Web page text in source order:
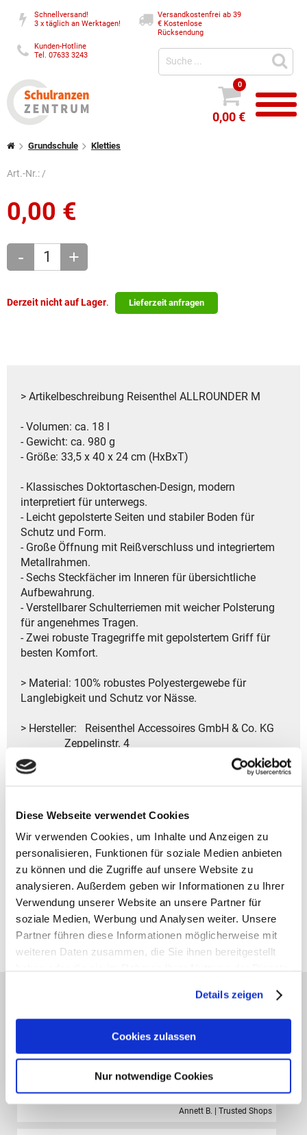
Diese Webseite verwendet Cookies
Wir verwenden Cookies, um Inhalte und Anzeigen zu
personalisieren, Funktionen für soziale Medien anbieten
zu können und die Zugriffe auf unsere Website zu
analysieren. Außerdem geben wir Informationen zu Ihrer
Verwendung unserer Website an unsere Partner für
soziale Medien, Werbung und Analysen weiter. Unsere
Partner führen diese Informationen möglicherweise mit
weiteren Daten zusammen, die Sie ihnen bereitgestellt
Details zeigen
Cookies zulassen
Nur notwendige Cookies
Schnellversand!
3 x täglich an Werktagen!
Versandkostenfrei ab 39
€Kostenlose
Rücksendung
Kunden-Hotline
Tel. 07633 3243
0
0,00 €
Grundschule Kletties
Art.-Nr.:/
0,00 €
- +
Derzeit nicht auf Lager. Lieferzeit anfragen
> Artikelbeschreibung Reisenthel ALLROUNDER M
- Volumen: ca. 18 l
- Gewicht: ca. 980 g
- Größe: 33,5 x 40 x 24 cm (HxBxT)
- Klassisches Doktortaschen-Design, modern
interpretiert für unterwegs.
- Leicht gepolsterte Seiten und stabiler Boden für
Schutz und Form.
- Große Öffnung mit Reißverschluss und integriertem
Metallrahmen.
- Sechs Steckfächer im Inneren für übersichtliche
Aufbewahrung.
- Verstellbarer Schulterriemen mit weicher Polsterung
für angenehmes Tragen.
- Zwei robuste Tragegriffe mit gepolstertem Griff für
besten Komfort.
> Material: 100% robustes Polyestergewebe für
Langlebigkeit und Schutz vor Nässe.
> Hersteller: Reisenthel Accessoires GmbH & Co. KG
Zeppelinstr. 4
82205 Gilching
Deutschland
Fax: +49 8105 77292-920
E-Mail: service@reisenthel.com
Gutscheine bestellen
Alle Preise verstehen sich inklusive der gesetzl. MwSt. und zzgl.
Versand(ab 39,00 € Bestellwert versandkostenfrei!)
Sporttaschen, Schulranzen und Zubehör.Die Bestellung
ist sehr einfach und der Versand erfolgte sehr schnell.
Annett B. | Trusted Shops